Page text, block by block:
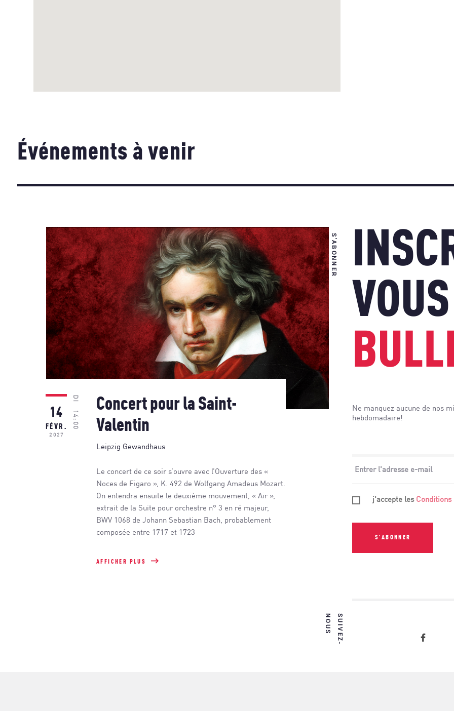
Événements à venir
14
FÉVR.
2027
DI
14:00
Concert pour la Saint-
Valentin
Leipzig Gewandhaus
Le concert de ce soir s’ouvre avec l’Ouverture des «
Noces de Figaro », K. 492 de Wolfgang Amadeus Mozart.
On entendra ensuite le deuxième mouvement, « Air »,
extrait de la Suite pour orchestre n° 3 en ré majeur,
BWV 1068 de Johann Sebastian Bach, probablement
composée entre 1717 et 1723
AFFICHER PLUS
S'ABONNER
Ne manquez aucune de nos
hebdomadaire!
j'accepte les
S'ABONNER
S
U
I
V
E
Z
-
N
O
U
S